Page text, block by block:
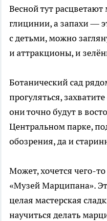
Весной тут
глицинии, а запахи —
с детьми, можно
и аттракционы, и
Ботанический сад
прогуляться,
они точно будут в
Центральном парке,
обозрения, да и
Может, хочется чего-то
«Музей Марципана».
целая мастерская
научиться делать